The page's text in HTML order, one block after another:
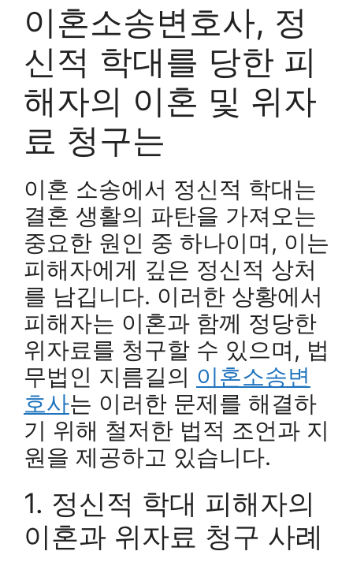
이혼소송변호사, 정
신적 학대를 당한 피
해자의 이혼 및 위자
료 청구는
이혼 소송에서 정신적 학대는
결혼 생활의 파탄을 가져오는
중요한 원인 중 하나이며, 이는
피해자에게 깊은 정신적 상처
를 남깁니다. 이러한 상황에서
피해자는 이혼과 함께 정당한
위자료를 청구할 수 있으며, 법
무법인 지름길의 이혼소송변
호사는 이러한 문제를 해결하
기 위해 철저한 법적 조언과 지
원을 제공하고 있습니다.
1. 정신적 학대 피해자의
이혼과 위자료 청구 사례